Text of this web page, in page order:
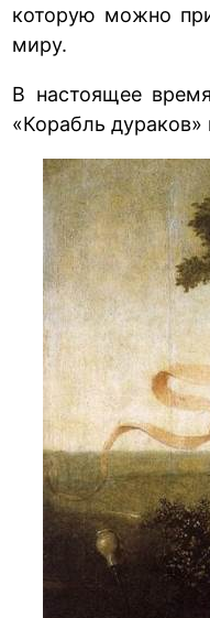
которую можно
миру.
В настоящее
«Корабль дураков»